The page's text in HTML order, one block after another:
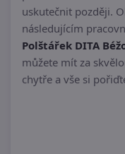
uskutečnit později.
následujícím
Polštářek DITA
můžete mít za
chytře a vše si